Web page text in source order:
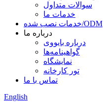
سوالات متداول
خدمات ما
خدمات نصب شده/ODM
درباره ما
درباره بایووی
گواهینامه‌ها
نمایشگاه
تور کارخانه
تماس با ما
English